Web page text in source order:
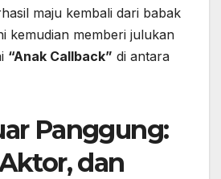
maju kembali dari babak
kemudian memberi julukan
“Anak Callback” di antara
Panggung:
dan